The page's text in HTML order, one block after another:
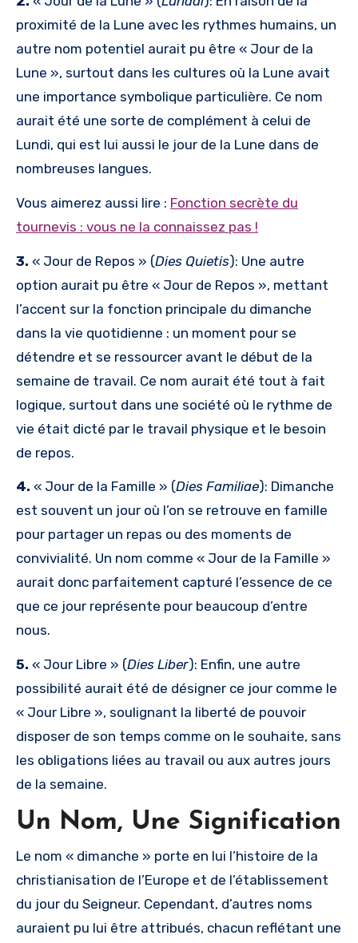
proximité de la Lune avec les rythmes humains, un
autre nom potentiel aurait pu être « Jour de la
Lune », surtout dans les cultures où la Lune avait
une importance symbolique particulière. Ce nom
aurait été une sorte de complément à celui de
Lundi, qui est lui aussi le jour de la Lune dans de
nombreuses langues.
Vous aimerez aussi lire : Fonction secrète du
tournevis : vous ne la connaissez pas !
3. « Jour de Repos » (Dies Quietis): Une autre
option aurait pu être « Jour de Repos », mettant
l’accent sur la fonction principale du dimanche
dans la vie quotidienne : un moment pour se
détendre et se ressourcer avant le début de la
semaine de travail. Ce nom aurait été tout à fait
logique, surtout dans une société où le rythme de
vie était dicté par le travail physique et le besoin
de repos.
4. « Jour de la Famille » (Dies Familiae): Dimanche
est souvent un jour où l’on se retrouve en famille
pour partager un repas ou des moments de
convivialité. Un nom comme « Jour de la Famille »
aurait donc parfaitement capturé l’essence de ce
que ce jour représente pour beaucoup d’entre
nous.
5. « Jour Libre » (Dies Liber): Enfin, une autre
possibilité aurait été de désigner ce jour comme le
« Jour Libre », soulignant la liberté de pouvoir
disposer de son temps comme on le souhaite, sans
les obligations liées au travail ou aux autres jours
de la semaine.
Un Nom, Une Signification
Le nom « dimanche » porte en lui l’histoire de la
christianisation de l’Europe et de l’établissement
du jour du Seigneur. Cependant, d’autres noms
auraient pu lui être attribués, chacun reflétant une